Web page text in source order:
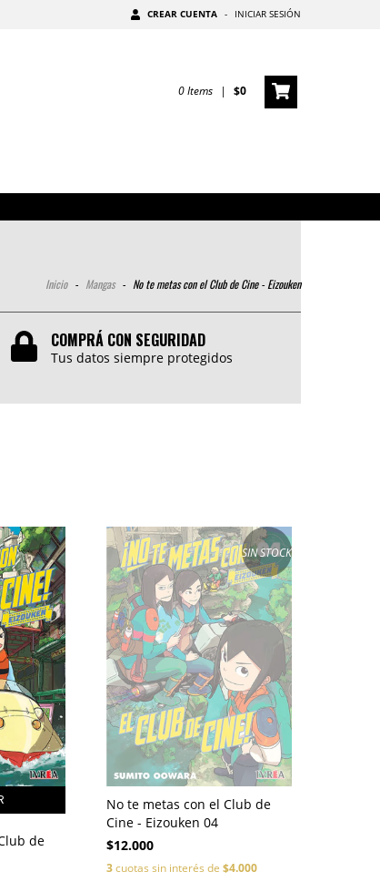
CREAR CUENTA - INICIAR SESIÓN
0Items | $0
Inicio - Mangas - No te metas con el Club de Cine - Eizouken
COMPRÁ CON SEGURIDAD
Tus datos siempre protegidos
de
SIN STOCK
No te metas con el Club de
Cine - Eizouken 04
$12.000
3cuotas sin interés de$4.000